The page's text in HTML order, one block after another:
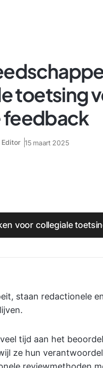
toetsing
feedback
Editor 15 maart 2025
voor collegiale
staan redactionele
tijd aan het
ze hun